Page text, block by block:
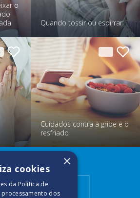
o
Quando tossir ou espirrar
Cuidados contra a gripe e o
resfriado
de cuidado
×
cookies
da Política de
dos